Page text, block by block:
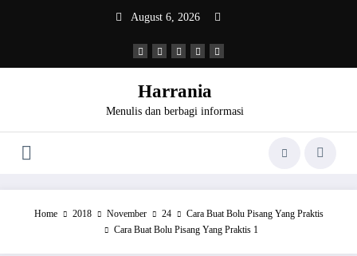
August 6, 2026
Harrania
Menulis dan berbagi informasi
Home 2018 November 24
Cara Buat Bolu Pisang Yang Praktis
Cara Buat Bolu Pisang Yang Praktis 1